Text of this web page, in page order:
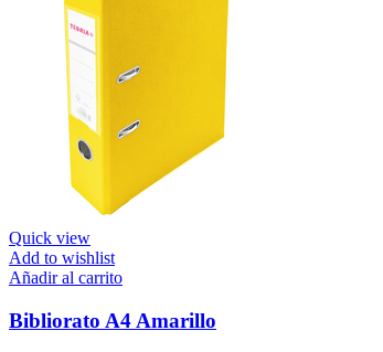
Quick view
Add to wishlist
Añadir al carrito
Bibliorato A4 Amarillo